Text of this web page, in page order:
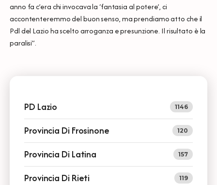
anno fa c’era chi invocava la ‘fantasia al potere’, ci
accontenteremmo del buon senso, ma prendiamo atto che il
Pdl del Lazio ha scelto arroganza e presunzione. Il risultato è la
paralisi”.
PD Lazio 1146
Provincia Di Frosinone 120
Provincia Di Latina 157
Provincia Di Rieti 119